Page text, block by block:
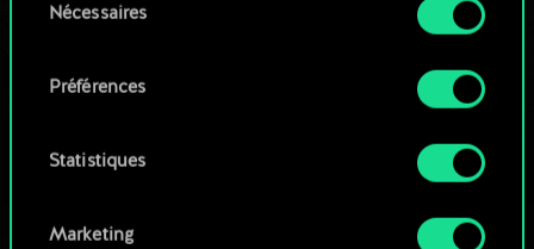
ces cookies optionnels ne seront appliqués
Vous pouvez consulter tous les détails sur notre
préférences dans le menu "Paramètres" ci-
duNécessaires
Préférences
Statistiques
Marketing
Parcourir les jeux de la communauté